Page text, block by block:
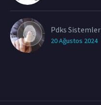
Pdks
20 Ağustos 2024